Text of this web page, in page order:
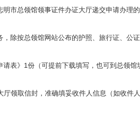
市总领馆领事证件办证大厅递交申请办理的
除按总领馆网站公布的护照、旅行证、公
表》 1份（可提前下载填写，也可到总领馆
厅领取信封，准确填妥收件人信息（如收